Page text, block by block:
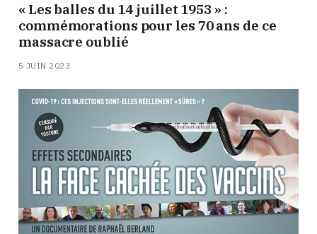
« Les balles du 14 juillet 1953 » :
commémorations pour les 70 ans de ce
massacre oublié
5 JUIN 2023